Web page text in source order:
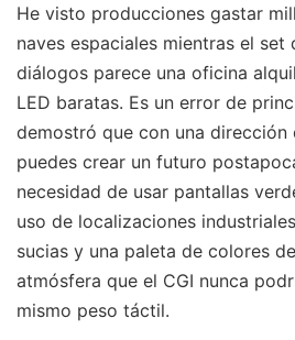
He visto producciones gastar
naves espaciales mientras el set
diálogos parece una oficina
LED baratas. Es un error de
demostró que con una
puedes crear un futuro
necesidad de usar pantallas
uso de localizaciones
sucias y una paleta de colores
atmósfera que el CGI nunca
mismo peso táctil.